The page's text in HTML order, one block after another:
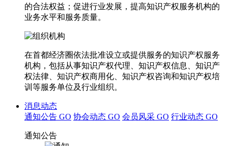
的合法权益；促进行业发展，提高知识产权服务机构的
业务水平和服务质量。
在首都经济圈依法批准设立或提供服务的知识产权服务
机构，包括从事知识产权代理、知识产权信息、知识产
权法律、知识产权商用化、知识产权咨询和知识产权培
训等服务单位及行业组织。
消息动态
通知公告 GO 协会动态 GO 会员风采 GO 行业动态 GO
通知公告